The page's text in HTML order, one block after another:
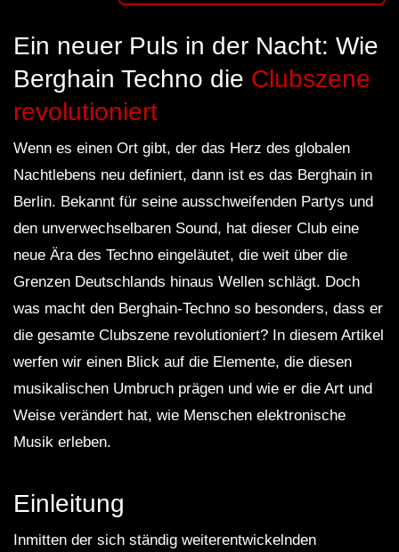
Ein neuer Puls in der Nacht: Wie
Berghain Techno die Clubszene
revolutioniert
Wenn es einen Ort gibt, der das Herz des globalen
Nachtlebens neu definiert, dann ist es das Berghain in
Berlin. Bekannt für seine ausschweifenden Partys und
den unverwechselbaren Sound, hat dieser Club eine
neue Ära des Techno eingeläutet, die weit über die
Grenzen Deutschlands hinaus Wellen schlägt. Doch
was macht den Berghain-Techno so besonders, dass er
die gesamte Clubszene revolutioniert? In diesem Artikel
werfen wir einen Blick auf die Elemente, die diesen
musikalischen Umbruch prägen und wie er die Art und
Weise verändert hat, wie Menschen elektronische
Musik erleben.
Einleitung
Inmitten der sich ständig weiterentwickelnden